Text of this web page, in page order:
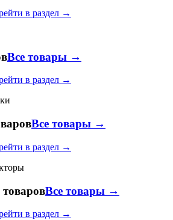
в раздел →
Все товары →
в раздел →
Все товары →
в раздел →
товаровВсе товары →
в раздел →